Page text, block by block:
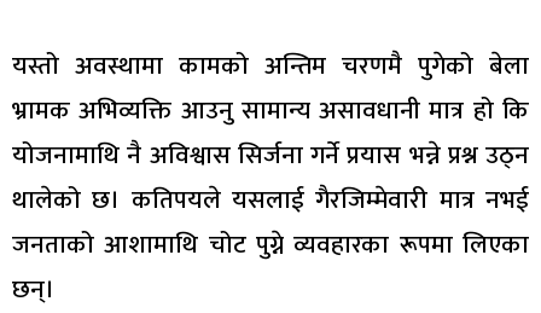
यस्तो अवस्थामा कामको अन्तिम चरणमै पुगेको बेला
भ्रामक अभिव्यक्ति आउनु सामान्य असावधानी मात्र हो कि
योजनामाथि नै अविश्वास सिर्जना गर्ने प्रयास भन्ने प्रश्न उठ्न
थालेको छ। कतिपयले यसलाई गैरजिम्मेवारी मात्र नभई
जनताको आशामाथि चोट पुग्ने व्यवहारका रूपमा लिएका
छन्।